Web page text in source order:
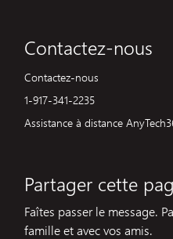
Contactez-nous
Contactez-nous
1-917-341-2235
Assistance à distance
Partager cette
Faîtes passer le message.
famille et avec vos amis.